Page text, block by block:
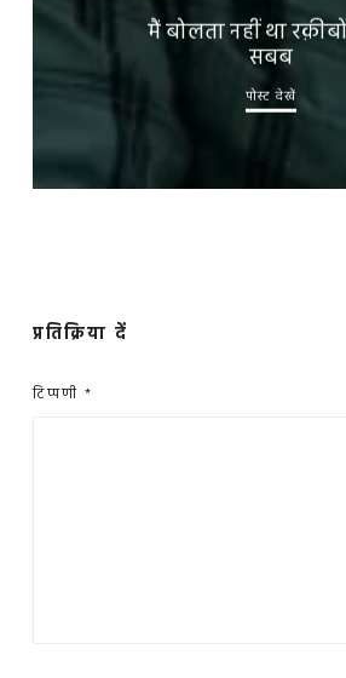
मैं बोलता नहीं था
सबब
पोस्ट देखें
प्रतिक्रिया दें
टिप्पणी *